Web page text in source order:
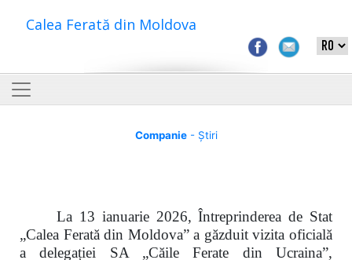
Calea Ferată din Moldova
Companie- Știri
La 13 ianuarie 2026, Întreprinderea de Stat
„Calea Ferată din Moldova” a găzduit vizita oficială
a delegației SA „Căile Ferate din Ucraina”,